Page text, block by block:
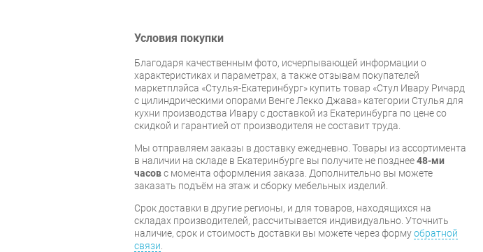
Условия покупки
Благодаря качественным фото, исчерпывающей информации о
характеристиках и параметрах, а также отзывам покупателей
маркетплэйса «Стулья-Екатеринбург» купить товар «Стул Ивару Ричард
с цилиндрическими опорами Венге Лекко Джава» категории Стулья для
кухни производства Ивару с доставкой из Екатеринбурга по цене со
скидкой и гарантией от производителя не составит труда.
Мы отправляем заказы в доставку ежедневно. Товары из ассортимента
в наличии на складе в Екатеринбурге вы получите не позднее48-ми
часовс момента оформления заказа. Дополнительно вы можете
заказать подъём на этаж и сборку мебельных изделий.
Срок доставки в другие регионы, и для товаров, находящихся на
складах производителей, рассчитывается индивидуально. Уточнить
наличие, срок и стоимость доставки вы можете через формуобратной
связи